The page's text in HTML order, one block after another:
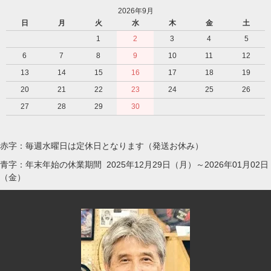
2026年9月
日
月 火 水 木 金
土
1
2 3 4
5
6
7 8 9 10 11
12
13
14 15 16 17 18
19
20
21 22 23 24 25
26
27
28 29 30
赤字：毎週水曜日は定休日となります（発送お休み）
青字：年末年始の休業期間 2025年12月29日（月）～2026年01月02日
（金）